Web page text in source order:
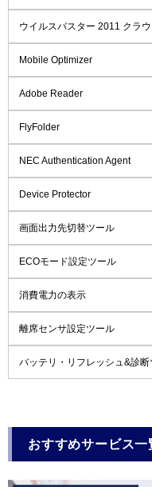
ウイルスバスター 2011 クラ
Mobile Optimizer
Adobe Reader
FlyFolder
NEC Authentication Agent
Device Protector
画面出力先切替ツール
ECOモード設定ツール
消費電力の表示
離席センサ設定ツール
バッテリ・リフレッシュ&診断
おすすめサービス一